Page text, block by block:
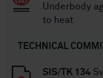
Underbody
to heat
TECHNICAL
SIS/TK 134